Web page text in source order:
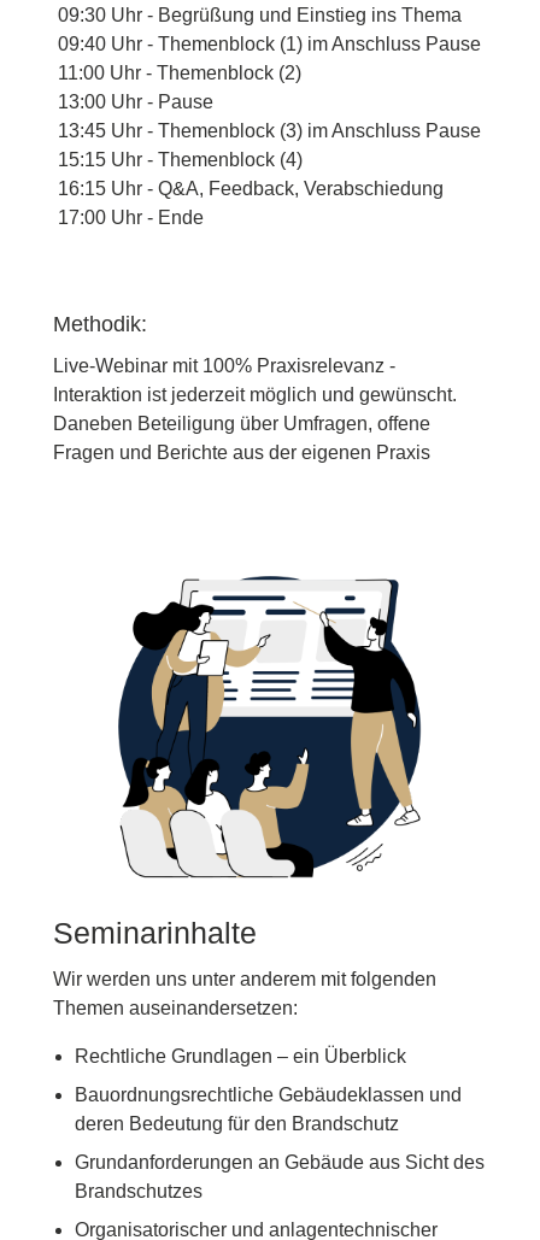
09:30 Uhr - Begrüßung und Einstieg ins Thema
09:40 Uhr - Themenblock (1) im Anschluss Pause
11:00 Uhr - Themenblock (2)
13:00 Uhr - Pause
13:45 Uhr - Themenblock (3) im Anschluss Pause
15:15 Uhr - Themenblock (4)
16:15 Uhr - Q&A, Feedback, Verabschiedung
17:00 Uhr - Ende
Methodik:
Live-Webinar mit 100% Praxisrelevanz -
Interaktion ist jederzeit möglich und gewünscht.
Daneben Beteiligung über Umfragen, offene
Fragen und Berichte aus der eigenen Praxis
Seminarinhalte
Wir werden uns unter anderem mit folgenden
Themen auseinandersetzen:
Rechtliche Grundlagen – ein Überblick
Bauordnungsrechtliche Gebäudeklassen und
deren Bedeutung für den Brandschutz
Grundanforderungen an Gebäude aus Sicht des
Brandschutzes
Organisatorischer und anlagentechnischer